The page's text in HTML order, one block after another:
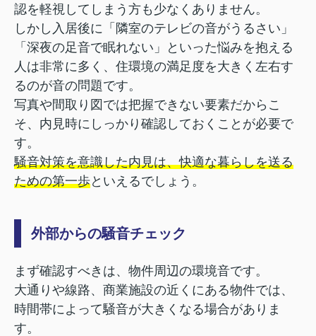
認を軽視してしまう方も少なくありません。
しかし入居後に「隣室のテレビの音がうるさい」
「深夜の足音で眠れない」といった悩みを抱える
人は非常に多く、住環境の満足度を大きく左右す
るのが音の問題です。
写真や間取り図では把握できない要素だからこ
そ、内見時にしっかり確認しておくことが必要で
す。
騒音対策を意識した内見は、快適な暮らしを送る
ための第一歩といえるでしょう。
外部からの騒音チェック
まず確認すべきは、物件周辺の環境音です。
大通りや線路、商業施設の近くにある物件では、
時間帯によって騒音が大きくなる場合がありま
す。